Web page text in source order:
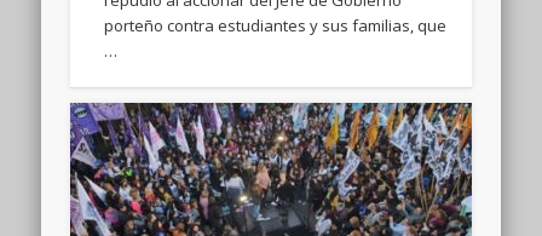
porteño contra estudiantes y sus familias, que
…